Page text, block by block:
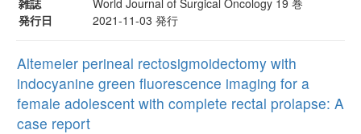
発行日
2021-11-03 発行
Altemeier perineal rectosigmoidectomy with
indocyanine green fluorescence imaging for a
female adolescent with complete rectal prolapse: A
case report